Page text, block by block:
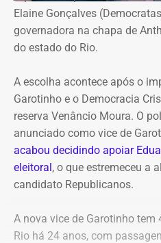
Alana Passos solicita a
para apurar a autoria e a
atribuídas a André Janones. A
crime, sejam adotadas as
incluindo o eventual
Para embasar o pedido, a
de tela da publicação e os
divulgadas por Janones nas
Elaine Gonçalves
governadora na chapa de
do estado do Rio.
A escolha acontece após o
Garotinho e o Democracia
reserva Venâncio Moura. O
anunciado como vice de
acabou decidindo apoiar
eleitoral, o que estremeceu a
candidato Republicanos.
A nova vice de Garotinho tem
Rio há 24 anos, com